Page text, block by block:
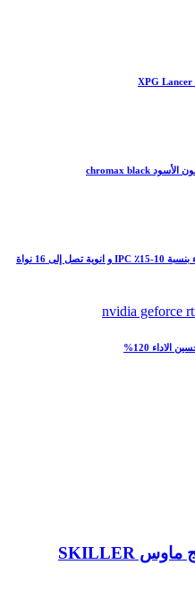
شركة Sharkoon الالمانية تنتج ماوس SKILLER